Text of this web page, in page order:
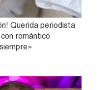
Querida periodista
romántico